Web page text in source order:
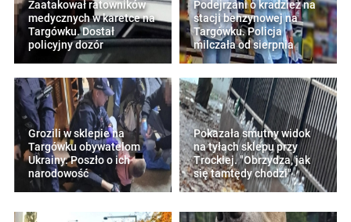
Zaatakował ratowników
medycznych w karetce na
Targówku. Dostał
policyjny dozór
Podejrzani o kradzież na
stacji benzynowej na
Targówku. Policja
milczała od sierpnia
Grozili w sklepie na
Targówku obywatelom
Ukrainy. Poszło o ich
narodowość
Pokazała smutny widok
na tyłach sklepu przy
Trockiej. "Obrzydza, jak
się tamtędy chodzi"